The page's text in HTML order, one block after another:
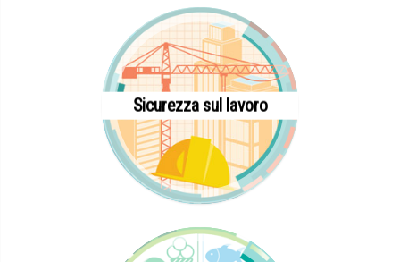
Sicurezza sul lavoro